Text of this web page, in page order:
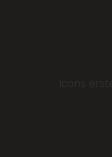
Icons